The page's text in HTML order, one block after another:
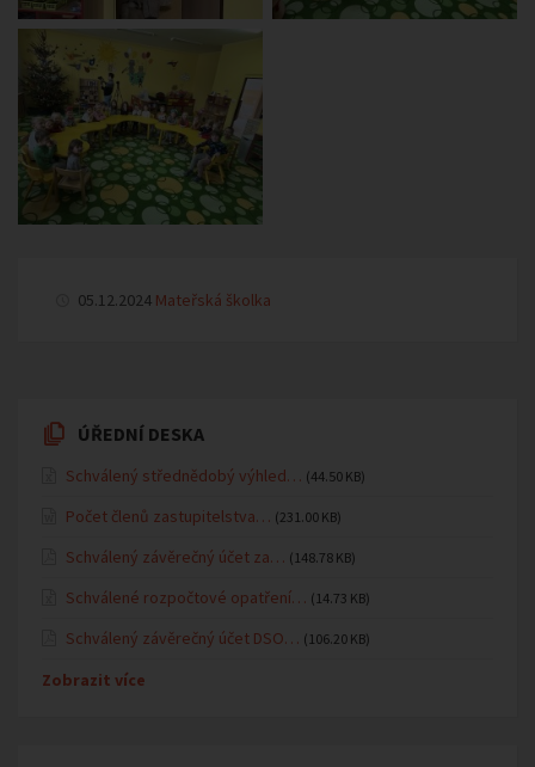
05.12.2024 Mateřská školka
ÚŘEDNÍ DESKA
Schválený střednědobý výhled… (44.50 KB)
Počet členů zastupitelstva… (231.00 KB)
Schválený závěrečný účet za… (148.78 KB)
Schválené rozpočtové opatření… (14.73 KB)
Schválený závěrečný účet DSO… (106.20 KB)
Zobrazit více